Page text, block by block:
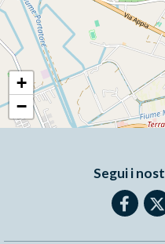
+
−
Segui i